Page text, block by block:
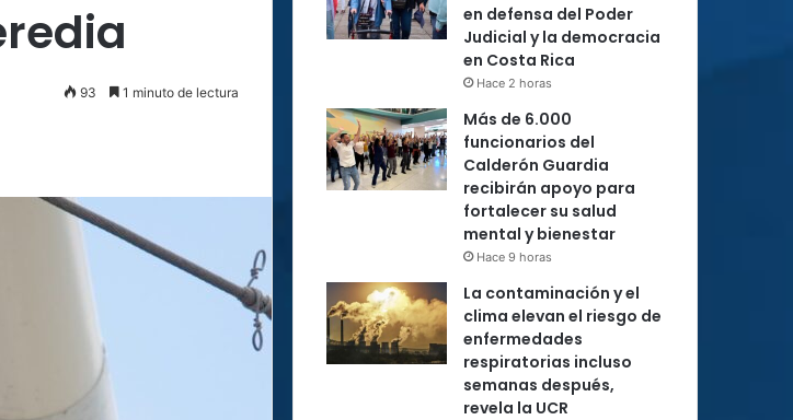
93 1 minuto de lectura
en defensa del Poder
Judicial y la democracia
en Costa Rica
Hace 2 horas
Más de 6.000
funcionarios del
Calderón Guardia
recibirán apoyo para
fortalecer su salud
mental y bienestar
Hace 9 horas
La contaminación y el
clima elevan el riesgo de
enfermedades
respiratorias incluso
semanas después,
revela la UCR